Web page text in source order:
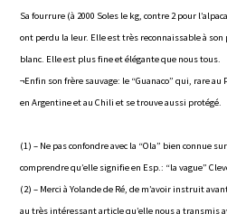
Sa fourrure (à 2000 Soles le kg, contre 2 pour
ont perdu la leur. Elle est très reconnaissable à
blanc. Elle est plus fine et élégante que nous tous.
¬Enfin son frère sauvage: le “Guanaco” qui, rare
en Argentine et au Chili et se trouve aussi protégé.
(1) – Ne pas confondre avec la “Ola” bien connue
comprendre qu’elle signifie en Esp.: “la vague”
(2) – Merci à Yolande de Ré, de m’avoir instruit
au très intéressant article qu’elle nous a transmis